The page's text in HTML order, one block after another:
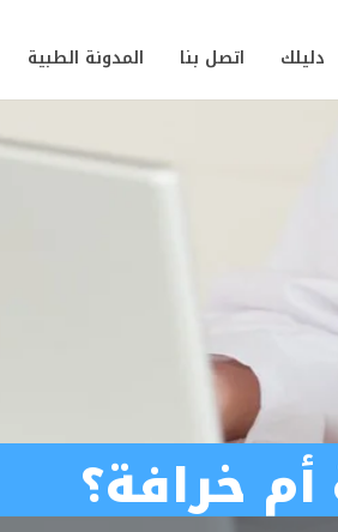
دليلك اتصل بنا المدونة الطبية
خرافة؟